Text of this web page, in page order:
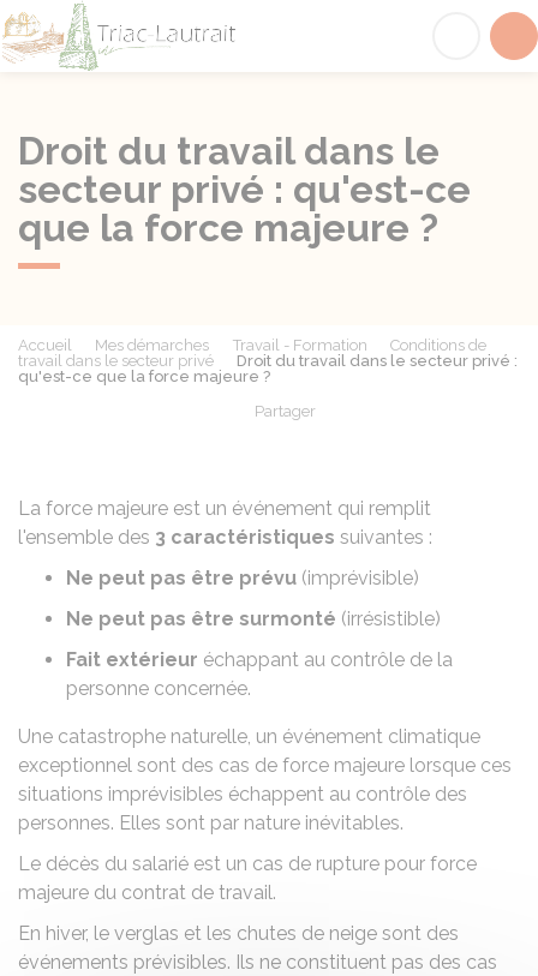
Droit du travail dans le
secteur privé : qu'est-ce
que la force majeure ?
Accueil Mes démarches Travail - Formation
Conditions de
travail dans le secteur privé
Droit du travail dans le secteur privé :
qu'est-ce que la force majeure ?
Partager
La force majeure est un événement qui remplit
l'ensemble des 3 caractéristiques suivantes :
Ne peut pas être prévu (imprévisible)
Ne peut pas être surmonté (irrésistible)
Fait extérieur échappant au contrôle de la
personne concernée.
Une catastrophe naturelle, un événement climatique
exceptionnel sont des cas de force majeure lorsque ces
situations imprévisibles échappent au contrôle des
personnes. Elles sont par nature inévitables.
Le décès du salarié est un cas de rupture pour force
majeure du contrat de travail.
En hiver, le verglas et les chutes de neige sont des
événements prévisibles. Ils ne constituent pas des cas